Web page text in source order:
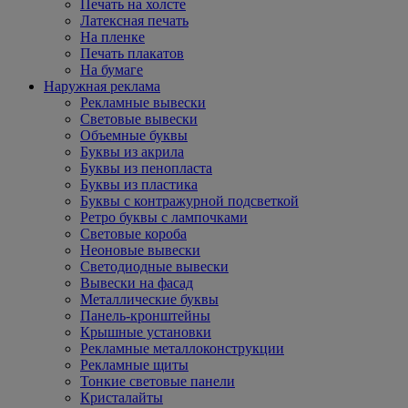
Печать на холсте
Латексная печать
На пленке
Печать плакатов
На бумаге
Наружная реклама
Рекламные вывески
Световые вывески
Объемные буквы
Буквы из акрила
Буквы из пенопласта
Буквы из пластика
Буквы с контражурной подсветкой
Ретро буквы с лампочками
Световые короба
Неоновые вывески
Светодиодные вывески
Вывески на фасад
Металлические буквы
Панель-кронштейны
Крышные установки
Рекламные металлоконструкции
Рекламные щиты
Тонкие световые панели
Кристалайты